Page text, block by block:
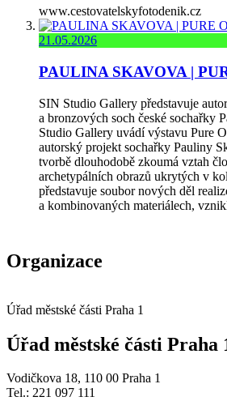
www.cestovatelskyfotodenik.cz
21.05.2026
PAULINA SKAVOVA |
SIN Studio Gallery představuje
a bronzových soch české sochařky
Studio Gallery uvádí výstavu Pure
autorský projekt sochařky Pauliny
tvorbě dlouhodobě zkoumá vztah
archetypálních obrazů ukrytých v
představuje soubor nových děl
a kombinovaných materiálech,
Organizace
Úřad městské části Praha 1
Úřad městské části Praha
Vodičkova 18, 110 00 Praha 1
Tel.: 221 097 111